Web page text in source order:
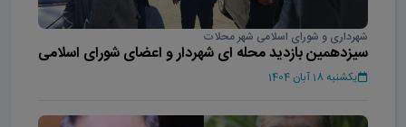
شهرداری و شورای اسلامی شهر محلات
سیزدهمین بازدید محله ای شهردار و اعضای شورای اسلامی
شهر محلات
یکشنبه 18 آبان 1404